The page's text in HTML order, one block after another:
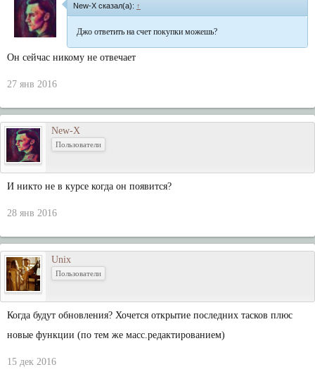
New-X сказал(а): ↑
Джо ответить на счет покупки можешь?
Он сейчас никому не отвечает
27 янв 2016
New-X
Пользователи
И никто не в курсе когда он появится?
28 янв 2016
Unix
Пользователи
Когда будут обновления? Хочется открытие последних тасков плюс
новые функции (по тем же масс.редактированием)
15 дек 2016